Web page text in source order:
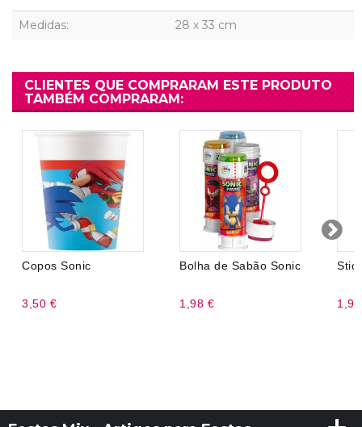
Medidas: 28 x 33 cm
CLIENTES QUE COMPRARAM ESTE PRODUTO
TAMBÉM COMPRARAM:
Copos Sonic
3,50 €
Bolha de Sabão Sonic
1,98 €